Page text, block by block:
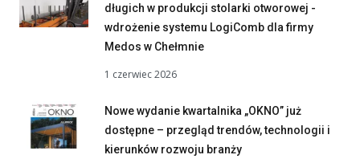
długich w produkcji stolarki otworowej -
wdrożenie systemu LogiComb dla firmy
Medos w Chełmnie
1 czerwiec 2026
Nowe wydanie kwartalnika „OKNO” już
dostępne – przegląd trendów, technologii i
kierunków rozwoju branży